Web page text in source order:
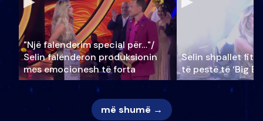
"Një falenderim special për…"/
Selin falënderon produksionin
mes emocionesh të forta
Selin shpallet
të pestë të ‘Big
më shumë →